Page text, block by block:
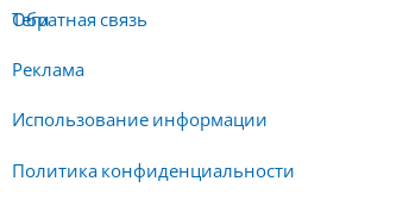
Обратная связь
Реклама
Использование информации
Политика конфиденциальности
Теги